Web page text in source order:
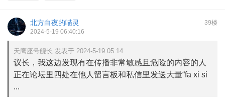
39楼
北方白夜的喵灵
2024-5-19 06:40:16
天鹰座号舰长 发表于 2024-5-19 05:14
议长，我这边发现有在传播非常敏感且危险的内容的人
正在论坛里四处在他人留言板和私信里发送大量“fa xi si
...